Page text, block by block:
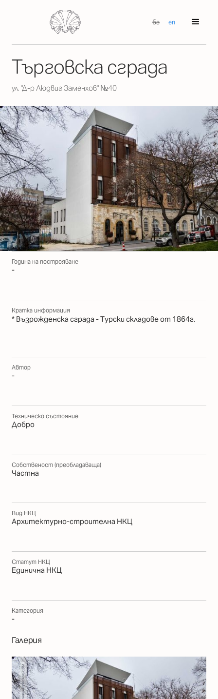
бг en
Търговска сграда
ул. "Д-р Людвиг Заменхов" №40
Година на построяване
-
Кратка информация
* Възрожденска сграда - Турски складове от 1864г.
Автор
-
Техническо състояние
Добро
Собственост (преобладаваща)
Частна
Вид НКЦ
Архитектурно-строителна НКЦ
Статут НКЦ
Единична НКЦ
Категория
-
Галерия